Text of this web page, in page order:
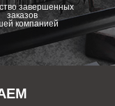
завершенных
заказов
компанией